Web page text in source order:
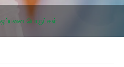
ஒப்பனை பொருட்கள்